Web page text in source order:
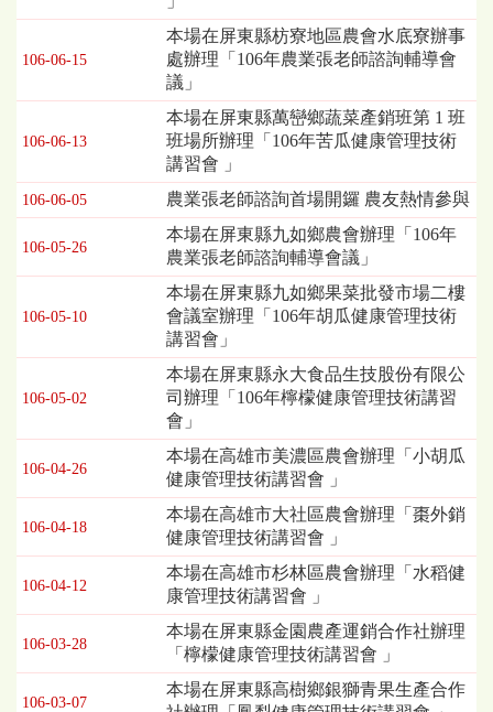
表，
位
序
發
期、
標
106-06-15
本場在屏東縣枋寮地區農會水底寮辦事
處辦理「106年農業張老師諮詢輔導會
議」
106-06-13
本場在屏東縣萬巒鄉蔬菜產銷班第 1 班
班場所辦理「106年苦瓜健康管理技術
講習會 」
106-06-05 農業張老師諮詢首場開鑼 農友熱情參與
106-05-26
本場在屏東縣九如鄉農會辦理「106年
農業張老師諮詢輔導會議」
106-05-10
本場在屏東縣九如鄉果菜批發市場二樓
會議室辦理「106年胡瓜健康管理技術
講習會」
106-05-02
本場在屏東縣永大食品生技股份有限公
司辦理「106年檸檬健康管理技術講習
會」
106-04-26
本場在高雄市美濃區農會辦理「小胡瓜
健康管理技術講習會 」
106-04-18
本場在高雄市大社區農會辦理「棗外銷
健康管理技術講習會 」
106-04-12
本場在高雄市杉林區農會辦理「水稻健
康管理技術講習會 」
106-03-28
本場在屏東縣金園農產運銷合作社辦理
「檸檬健康管理技術講習會 」
106-03-07
本場在屏東縣高樹鄉銀獅青果生產合作